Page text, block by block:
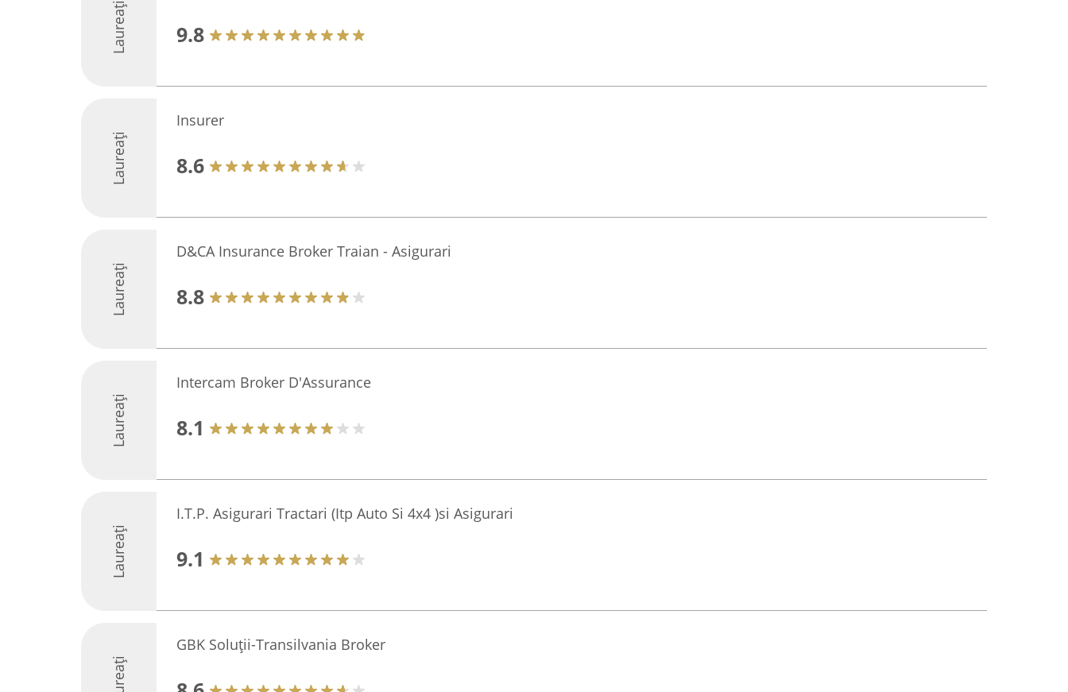
Laureați 9.8
Laureați
Insurer
8.6
Laureați
D&CA Insurance Broker Traian - Asigurari
8.8
Laureați
Intercam Broker D'Assurance
8.1
Laureați
I.T.P. Asigurari Tractari (Itp Auto Si 4x4 )si Asigurari
9.1
GBK Soluții-Transilvania Broker